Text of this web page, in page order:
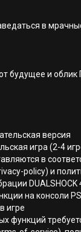
в
будущее и облик
версия
игра (2-4
в
policy) и
DUALSHOCK
на консоли
игре
функций